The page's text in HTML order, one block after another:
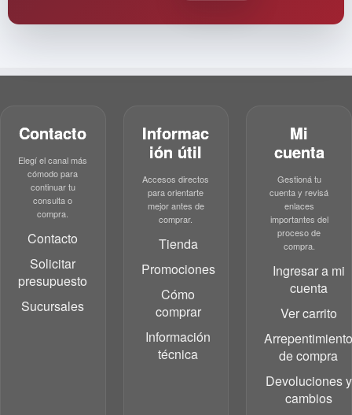
Contacto
Elegí el canal más
cómodo para
continuar tu
consulta o
compra.
Contacto
Solicitar
presupuesto
Sucursales
Informac
ión útil
Accesos directos
para orientarte
mejor antes de
comprar.
Tienda
Promociones
Cómo
comprar
Información
técnica
Mi
cuenta
Gestioná tu
cuenta y revisá
enlaces
importantes del
proceso de
compra.
Ingresar a mi
cuenta
Ver carrito
de compra
Devoluciones y
cambios